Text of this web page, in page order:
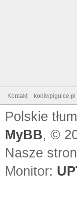
Kontakt kodiwpigulce.pl
Polskie
MyBB, ©
Nasze
Monitor: